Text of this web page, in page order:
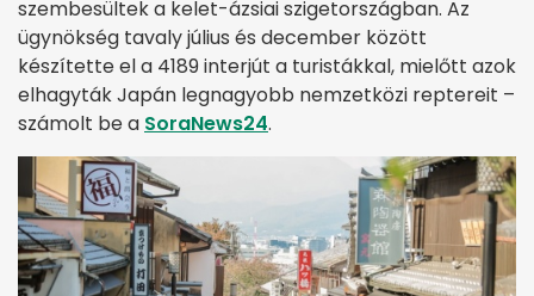
szembesültek a kelet-ázsiai szigetországban. Az
ügynökség tavaly július és december között
készítette el a 4189 interjút a turistákkal, mielőtt azok
elhagyták Japán legnagyobb nemzetközi reptereit –
számolt be a SoraNews24.